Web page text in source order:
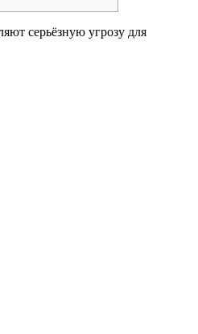
серьёзную угрозу для